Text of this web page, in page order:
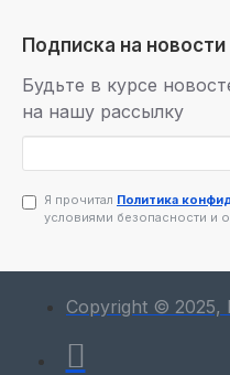
Подписка на новости
Будьте в курсе
на нашу рассылку
Я прочитал Политика
условиями безопасности и
Copyright © 2025,